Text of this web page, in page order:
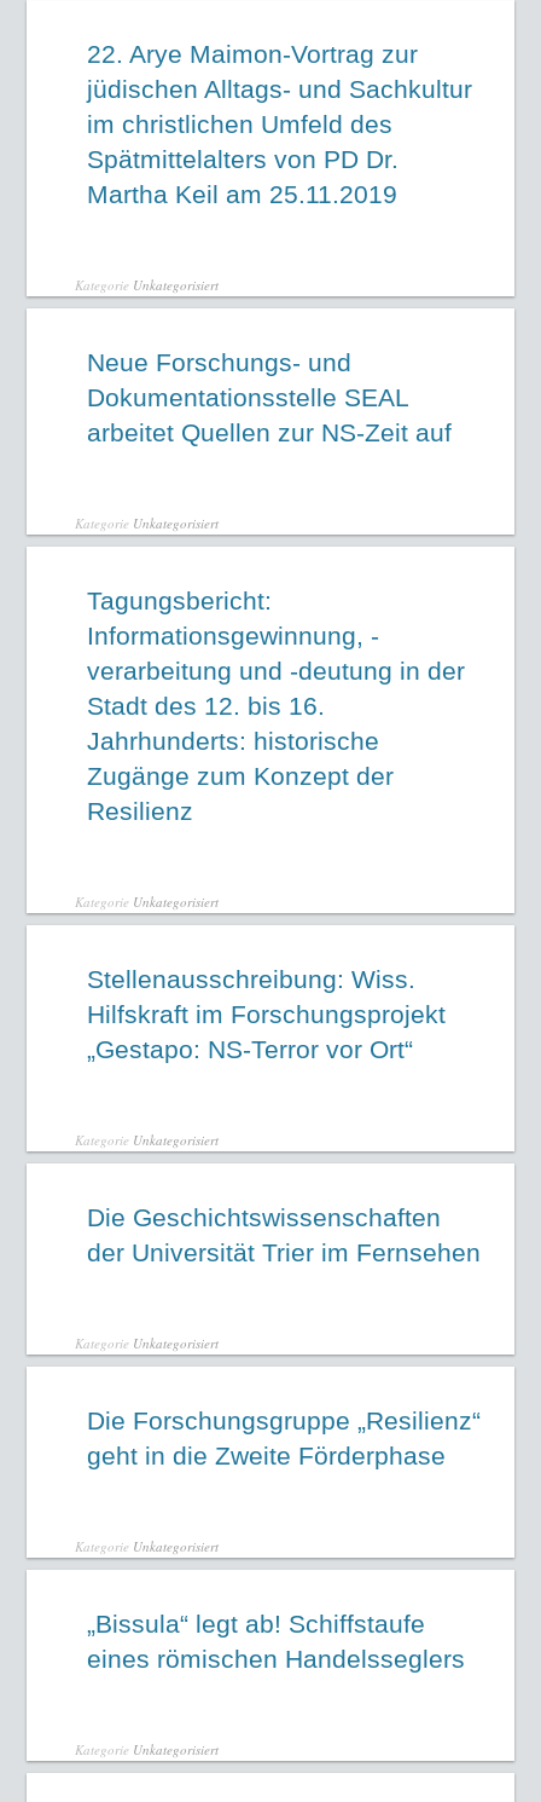
22. Arye Maimon-Vortrag zur
jüdischen Alltags- und Sachkultur
im christlichen Umfeld des
Spätmittelalters von PD Dr.
Martha Keil am 25.11.2019
Kategorie Unkategorisiert
Neue Forschungs- und
Dokumentationsstelle SEAL
arbeitet Quellen zur NS-Zeit auf
Kategorie Unkategorisiert
Tagungsbericht:
Informationsgewinnung, -
verarbeitung und -deutung in der
Stadt des 12. bis 16.
Jahrhunderts: historische
Zugänge zum Konzept der
Resilienz
Kategorie Unkategorisiert
Stellenausschreibung: Wiss.
Hilfskraft im Forschungsprojekt
„Gestapo: NS-Terror vor Ort“
Kategorie Unkategorisiert
Die Geschichtswissenschaften
der Universität Trier im Fernsehen
Kategorie Unkategorisiert
Die Forschungsgruppe „Resilienz“
geht in die Zweite Förderphase
Kategorie Unkategorisiert
„Bissula“ legt ab! Schiffstaufe
eines römischen Handelsseglers
Kategorie Unkategorisiert